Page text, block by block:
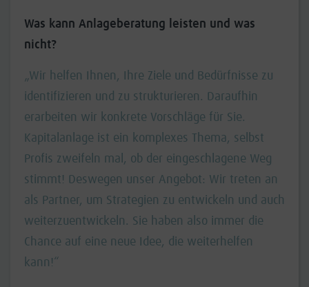
Was kann Anlageberatung leisten und was
nicht?
„Wir helfen Ihnen, Ihre Ziele und Bedürfnisse zu
identifizieren und zu strukturieren. Daraufhin
erarbeiten wir konkrete Vorschläge für Sie.
Kapitalanlage ist ein komplexes Thema, selbst
Profis zweifeln mal, ob der eingeschlagene Weg
stimmt! Deswegen unser Angebot: Wir treten an
als Partner, um Strategien zu entwickeln und auch
weiterzuentwickeln. Sie haben also immer die
Chance auf eine neue Idee, die weiterhelfen
kann!“